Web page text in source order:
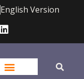
English Version